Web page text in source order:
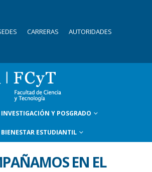
CARRERAS AUTORIDADES
INVESTIGACIÓN Y POSGRADO
BIENESTAR ESTUDIANTIL
EN EL